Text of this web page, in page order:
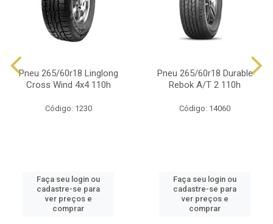
Pneu 265/60r18 Linglong
Cross Wind 4x4 110h
Código: 1230
Faça seu login ou
cadastre-se para
ver preços e
comprar
Pneu 265/60r18 Durable
Rebok A/T 2 110h
Código: 14060
Faça seu login ou
cadastre-se para
ver preços e
comprar